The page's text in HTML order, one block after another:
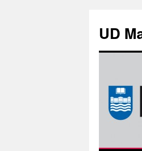
contenido
UD